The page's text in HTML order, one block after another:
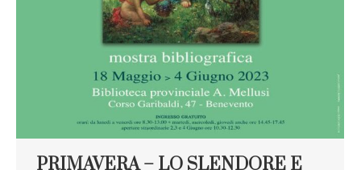
PRIMAVERA – LO SLENDORE E